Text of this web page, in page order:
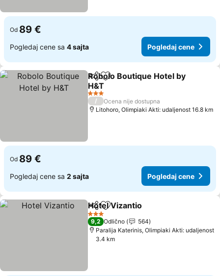
Od 89 €
Pogledaj cene sa 4 sajta Pogledaj cene
Deli Dodati u favorite
Robolo Boutique Hotel by
H&T
Pogledaj cene
3 Zvezdice
/
Ocena nije dostupna
Litohoro, Olimpiaki Akti: udaljenost 16.8 km
Od 89 €
Pogledaj cene sa 2 sajta Pogledaj cene
Deli Dodati u favorite
Hotel Vizantio
3 Zvezdice
9,2 Odlično
564
Paralija Katerinis, Olimpiaki Akti: udaljenost
3.4 km